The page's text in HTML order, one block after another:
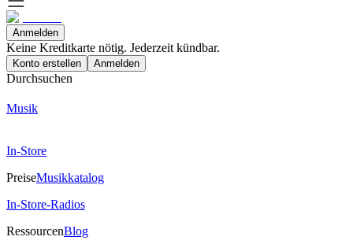
Anmelden
Keine Kreditkarte nötig. Jederzeit kündbar.
Konto erstellen Anmelden
Durchsuchen
Musik
In-Store
PreiseMusikkatalog
In-Store-Radios
RessourcenBlog